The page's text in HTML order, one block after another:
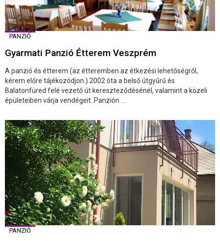
PANZIÓ
Gyarmati Panzió Étterem Veszprém
A panzió és étterem (az étteremben az étkezési lehetőségről,
kérem előre tájékozódjon.) 2002 óta a belső útgyűrű és
Balatonfüred felé vezető út kereszteződésénél, valamint a közeli
épületeiben várja vendégeit. Panzión ...
PANZIÓ